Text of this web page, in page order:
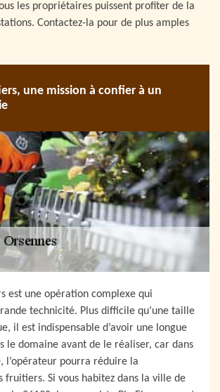
les propriétaires puissent profiter de la
Contactez-la pour de plus amples
une mission à confier à un
est une opération complexe qui
technicité. Plus difficile qu’une taille
il est indispensable d’avoir une longue
le domaine avant de le réaliser, car dans
l’opérateur pourra réduire la
fruitiers. Si vous habitez dans la ville de